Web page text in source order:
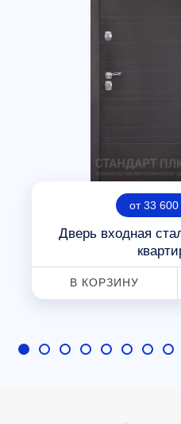
от 33 600
Дверь входная
В КОРЗИНУ